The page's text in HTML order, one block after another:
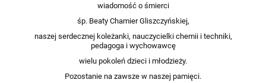
wiadomość o śmierci
śp. Beaty Chamier Gliszczyńskiej,
naszej serdecznej koleżanki, nauczycielki chemii i techniki,
pedagoga i wychowawcę
wielu pokoleń dzieci i młodzieży.
Pozostanie na zawsze w naszej pamięci.